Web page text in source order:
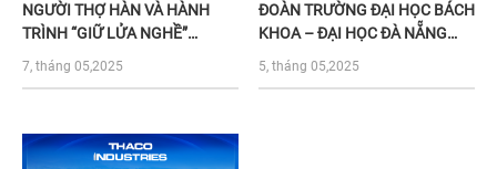
NGƯỜI THỢ HÀN VÀ HÀNH
TRÌNH “GIỮ LỬA NGHỀ”
TRONG THỜI ĐẠI 4.0
7, tháng 05,2025
ĐOÀN TRƯỜNG ĐẠI HỌC BÁCH
KHOA – ĐẠI HỌC ĐÀ NẴNG
LÀM VIỆC TẠI THACO
5, tháng 05,2025